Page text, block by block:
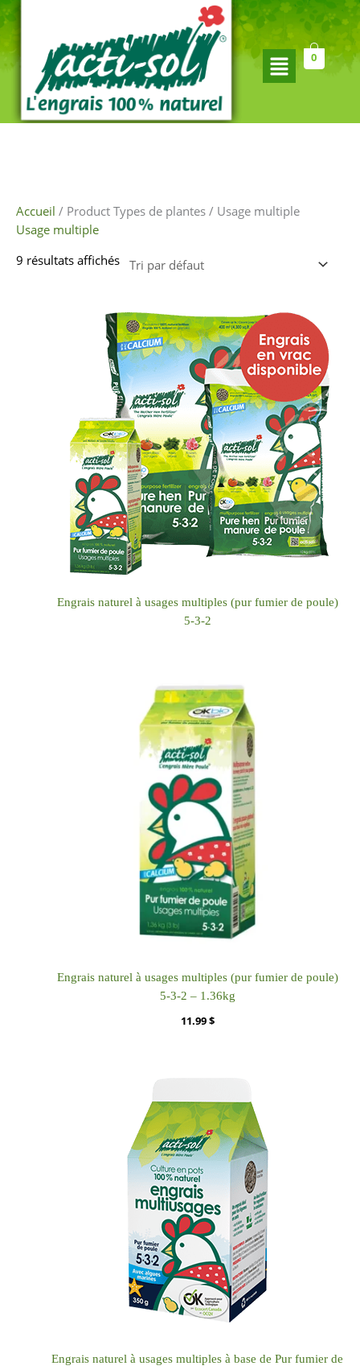
Aller
au
Flyout
Menu
0
Accueil / Product Types de plantes / Usage multiple
Usage multiple
9 résultats affichés
Engrais naturel à usages multiples (pur fumier de poule)
5-3-2
Engrais naturel à usages multiples (pur fumier de poule)
5-3-2 – 1.36kg
11.99$
Engrais naturel à usages multiples à base de Pur fumier de